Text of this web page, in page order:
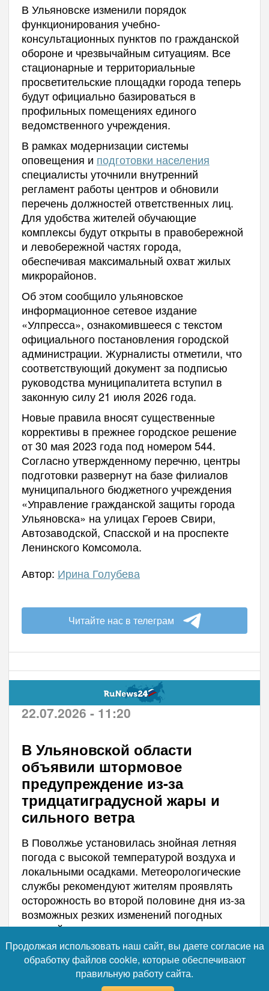
В Ульяновске изменили порядок
функционирования учебно-
консультационных пунктов по гражданской
обороне и чрезвычайным ситуациям. Все
стационарные и территориальные
просветительские площадки города теперь
будут официально базироваться в
профильных помещениях единого
ведомственного учреждения.
В рамках модернизации системы
оповещения и подготовки населения
специалисты уточнили внутренний
регламент работы центров и обновили
перечень должностей ответственных лиц.
Для удобства жителей обучающие
комплексы будут открыты в правобережной
и левобережной частях города,
обеспечивая максимальный охват жилых
микрорайонов.
Об этом сообщило ульяновское
информационное сетевое издание
«Улпресса», ознакомившееся с текстом
официального постановления городской
администрации. Журналисты отметили, что
соответствующий документ за подписью
руководства муниципалитета вступил в
законную силу 21 июля 2026 года.
Новые правила вносят существенные
коррективы в прежнее городское решение
от 30 мая 2023 года под номером 544.
Согласно утвержденному перечню, центры
подготовки развернут на базе филиалов
муниципального бюджетного учреждения
«Управление гражданской защиты города
Ульяновска» на улицах Героев Свири,
Автозаводской, Спасской и на проспекте
Ленинского Комсомола.
Автор: Ирина Голубева
Читайте нас в телеграм
22.07.2026 - 11:20
В Ульяновской области
объявили штормовое
предупреждение из-за
тридцатиградусной жары и
сильного ветра
В Поволжье установилась знойная летняя
погода с высокой температурой воздуха и
локальными осадками. Метеорологические
службы рекомендуют жителям проявлять
осторожность во второй половине дня из-за
возможных резких изменений погодных
условий.
Продолжая использовать наш сайт, вы даете согласие на
обработку файлов cookie, которые обеспечивают
правильную работу сайта.